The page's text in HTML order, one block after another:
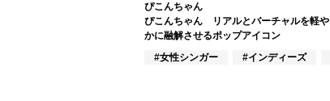
ぴこんちゃん
ぴこんちゃん リアルとバーチャルを軽や
かに融解させるポップアイコン
#女性シンガー
#インディーズ